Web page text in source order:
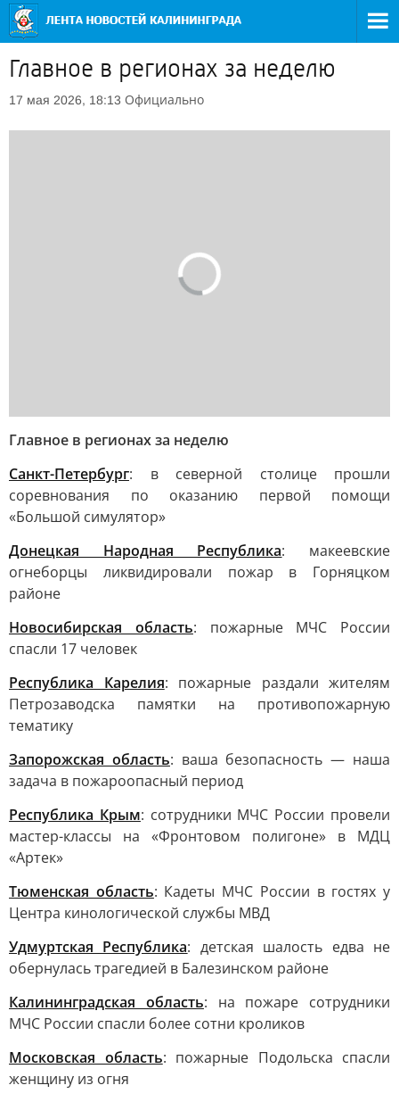
Главное в регионах за неделю
17 мая 2026, 18:13 Официально
Главное в регионах за неделю
Санкт-Петербург: в северной столице прошли
соревнования по оказанию первой помощи
«Большой симулятор»
Донецкая Народная Республика: макеевские
огнеборцы ликвидировали пожар в Горняцком
районе
Новосибирская область: пожарные МЧС России
спасли 17 человек
Республика Карелия: пожарные раздали жителям
Петрозаводска памятки на противопожарную
тематику
Запорожская область: ваша безопасность — наша
задача в пожароопасный период
Республика Крым: сотрудники МЧС России провели
мастер-классы на «Фронтовом полигоне» в МДЦ
«Артек»
Тюменская область: Кадеты МЧС России в гостях у
Центра кинологической службы МВД
Удмуртская Республика: детская шалость едва не
обернулась трагедией в Балезинском районе
Калининградская область: на пожаре сотрудники
МЧС России спасли более сотни кроликов
Московская область: пожарные Подольска спасли
женщину из огня